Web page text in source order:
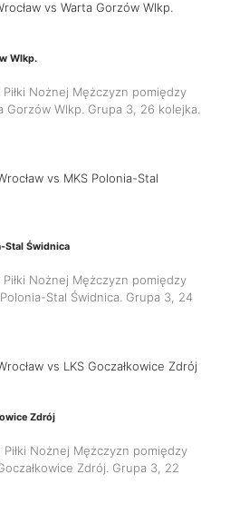
Wlkp.
Nożnej Mężczyzn pomiędzy
Gorzów Wlkp. Grupa 3, 26 kolejka.
Stal Świdnica
Nożnej Mężczyzn pomiędzy
Polonia-Stal Świdnica. Grupa 3, 24
Zdrój
Nożnej Mężczyzn pomiędzy
Zdrój. Grupa 3, 22